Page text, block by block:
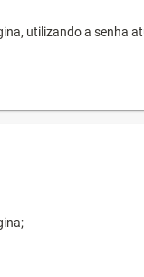
utilizando a senha